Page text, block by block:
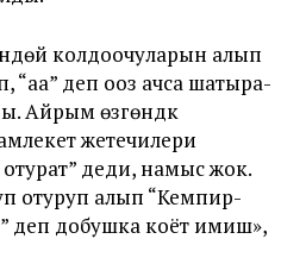
колдоочуларын алып
“аа” деп ооз ачса шатыра-
Айрым өзгөндүк
жетечилери
деди, намыс жок.
отуруп алып “Кемпир-
деп добушка коёт имиш»,